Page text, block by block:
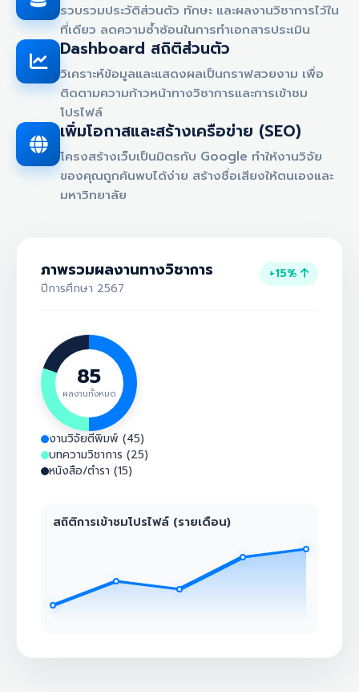
รวบรวมประวัติส่วนตัว ทักษะ และผลงานวิชาการไว้ใน
ที่เดียว ลดความซ้ำซ้อนในการทำเอกสารประเมิน
Dashboard สถิติส่วนตัว
วิเคราะห์ข้อมูลและแสดงผลเป็นกราฟสวยงาม เพื่อ
ติดตามความก้าวหน้าทางวิชาการและการเข้าชม
โปรไฟล์
เพิ่มโอกาสและสร้างเครือข่าย (SEO)
โครงสร้างเว็บเป็นมิตรกับ Google ทำให้งานวิจัย
ของคุณถูกค้นพบได้ง่าย สร้างชื่อเสียงให้ตนเองและ
มหาวิทยาลัย
ภาพรวมผลงานทางวิชาการ
ปีการศึกษา 2567
+15%
85
ผลงานทั้งหมด
งานวิจัยตีพิมพ์ (45)
บทความวิชาการ (25)
หนังสือ/ตำรา (15)
สถิติการเข้าชมโปรไฟล์ (รายเดือน)